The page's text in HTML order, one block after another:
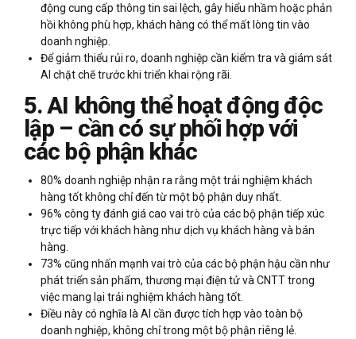
động cung cấp thông tin sai lệch, gây hiểu nhầm hoặc phản
hồi không phù hợp, khách hàng có thể mất lòng tin vào
doanh nghiệp.
Để giảm thiểu rủi ro, doanh nghiệp cần kiểm tra và giám sát
AI chặt chẽ trước khi triển khai rộng rãi.
5. AI không thể hoạt động độc
lập – cần có sự phối hợp với
các bộ phận khác
80% doanh nghiệp nhận ra rằng một trải nghiệm khách
hàng tốt không chỉ đến từ một bộ phận duy nhất.
96% công ty đánh giá cao vai trò của các bộ phận tiếp xúc
trực tiếp với khách hàng như dịch vụ khách hàng và bán
hàng.
73% cũng nhấn mạnh vai trò của các bộ phận hậu cần như
phát triển sản phẩm, thương mại điện tử và CNTT trong
việc mang lại trải nghiệm khách hàng tốt.
Điều này có nghĩa là AI cần được tích hợp vào toàn bộ
doanh nghiệp, không chỉ trong một bộ phận riêng lẻ.